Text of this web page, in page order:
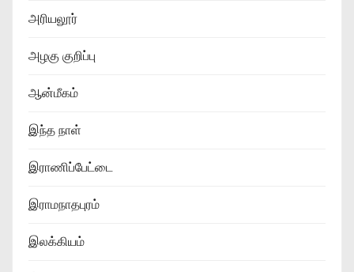
அரியலூர்
அழகு குறிப்பு
ஆன்மீகம்
இந்த நாள்
இராணிப்பேட்டை
இராமநாதபுரம்
இலக்கியம்